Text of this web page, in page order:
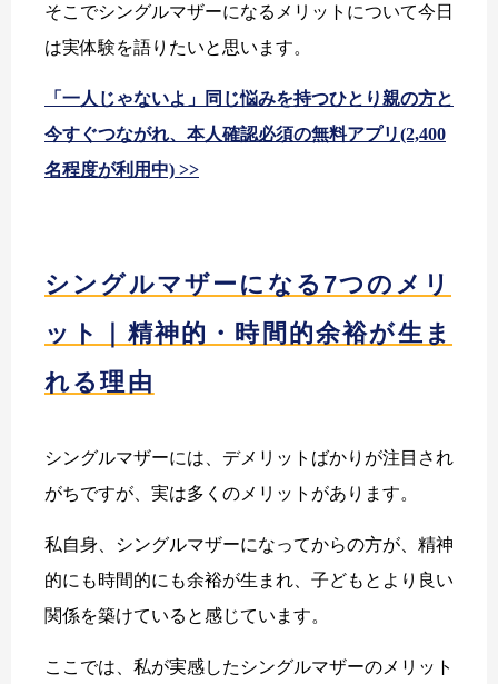
そこでシングルマザーになるメリットについて今日
は実体験を語りたいと思います。
「一人じゃないよ」同じ悩みを持つひとり親の方と
今すぐつながれ、本人確認必須の無料アプリ(2,400
名程度が利用中) >>
シングルマザーになる7つのメリ
ット｜精神的・時間的余裕が生ま
れる理由
シングルマザーには、デメリットばかりが注目され
がちですが、実は多くのメリットがあります。
私自身、シングルマザーになってからの方が、精神
的にも時間的にも余裕が生まれ、子どもとより良い
関係を築けていると感じています。
ここでは、私が実感したシングルマザーのメリット